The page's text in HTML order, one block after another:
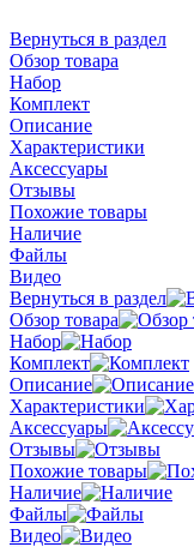
Вернуться в раздел
Обзор товара
Набор
Комплект
Описание
Характеристики
Аксессуары
Отзывы
Похожие товары
Наличие
Файлы
Видео
Вернуться в раздел
Обзор товара
Набор
Комплект
Описание
Характеристики
Аксессуары
Отзывы
Похожие товары
Наличие
Файлы
Видео